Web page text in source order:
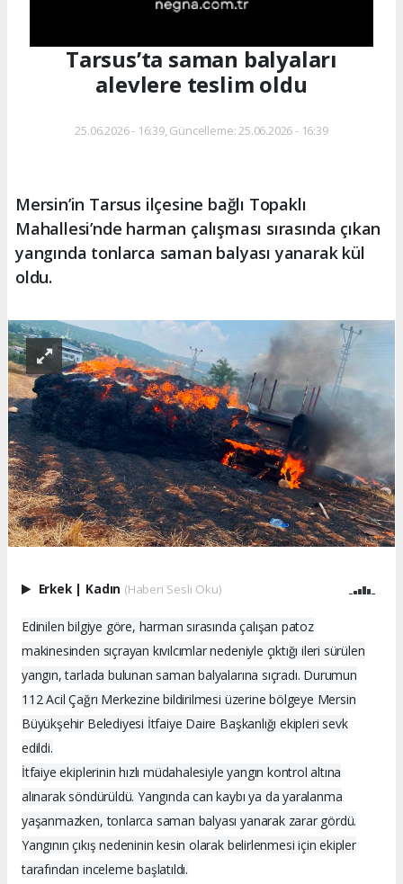
Tarsus’ta saman balyaları
alevlere teslim oldu
25.06.2026 - 16:39, Güncelleme: 25.06.2026 - 16:39
Mersin’in Tarsus ilçesine bağlı Topaklı
Mahallesi’nde harman çalışması sırasında çıkan
yangında tonlarca saman balyası yanarak kül
oldu.
Erkek Kadın (Haberi Sesli Oku)
Edinilen bilgiye göre, harman sırasında çalışan patoz
makinesinden sıçrayan kıvılcımlar nedeniyle çıktığı ileri sürülen
yangın, tarlada bulunan saman balyalarına sıçradı. Durumun
112 Acil Çağrı Merkezine bildirilmesi üzerine bölgeye Mersin
Büyükşehir Belediyesi İtfaiye Daire Başkanlığı ekipleri sevk
edildi.
İtfaiye ekiplerinin hızlı müdahalesiyle yangın kontrol altına
alınarak söndürüldü. Yangında can kaybı ya da yaralanma
yaşanmazken, tonlarca saman balyası yanarak zarar gördü.
Yangının çıkış nedeninin kesin olarak belirlenmesi için ekipler
tarafından inceleme başlatıldı.